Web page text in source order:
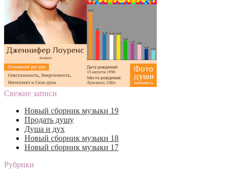
Свежие записи
Новый сборник музыки 19
Продать душу
Душа и дух
Новый сборник музыки 18
Новый сборник музыки 17
Рубрики